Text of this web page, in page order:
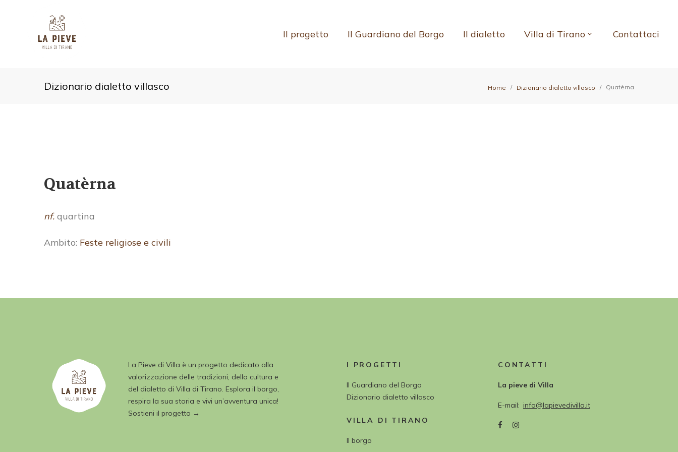
Il progetto Il Guardiano del Borgo Il dialetto Villa di Tirano Contattaci
Dizionario dialetto villasco Home Dizionario dialetto villasco Quatèrna
Quatèrna
nf. quartina
Ambito: Feste religiose e civili
La Pieve di Villa è un progetto dedicato alla
valorizzazione delle tradizioni, della cultura e
del dialetto di Villa di Tirano. Esplora il borgo,
respira la sua storia e vivi un’avventura unica!
Sostieni il progetto →
I PROGETTI
Il Guardiano del Borgo
Dizionario dialetto villasco
VILLA DI TIRANO
Il borgo
CONTATTI
La pieve di Villa
E-mail info@lapievedivilla.it